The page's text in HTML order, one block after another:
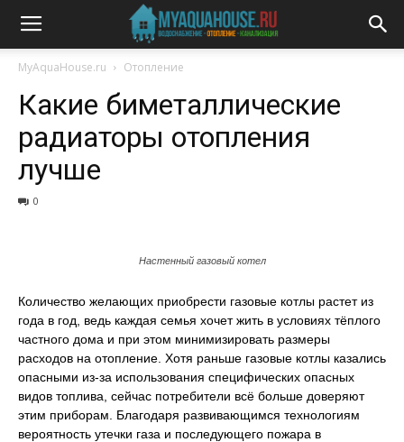
MyAquaHouse.ru Отопление
Какие биметаллические
радиаторы отопления
лучше
0
Настенный газовый котел
Количество желающих приобрести газовые котлы растет из
года в год, ведь каждая семья хочет жить в условиях тёплого
частного дома и при этом минимизировать размеры
расходов на отопление. Хотя раньше газовые котлы казались
опасными из-за использования специфических опасных
видов топлива, сейчас потребители всё больше доверяют
этим приборам. Благодаря развивающимся технологиям
вероятность утечки газа и последующего пожара в